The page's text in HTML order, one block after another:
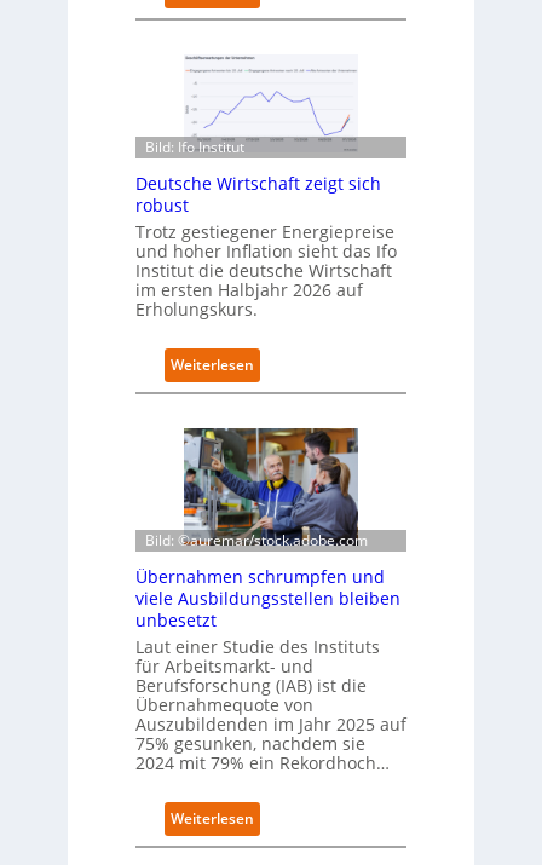
t
n
u
e
C
a
m
s
D
u
t
s
h
l
a
d
i
m
B
i
k
o
-
D
E
S
I
-
I
n
d
x
a
u
f
P
l
a
z
1
Bild: Ifo Institut
Deutsche Wirtschaft zeigt sich
robust
Trotz gestiegener Energiepreise
und hoher Inflation sieht das Ifo
Institut die deutsche Wirtschaft
im ersten Halbjahr 2026 auf
Erholungskurs.
Weiterlesen:
D
u
t
s
c
h
e
i
r
s
c
h
a
f
t
e
i
g
Bild: ©auremar/stock.adobe.com
Übernahmen schrumpfen und
viele Ausbildungsstellen bleiben
unbesetzt
Laut einer Studie des Instituts
für Arbeitsmarkt- und
Berufsforschung (IAB) ist die
Übernahmequote von
Auszubildenden im Jahr 2025 auf
75% gesunken, nachdem sie
2024 mit 79% ein Rekordhoch…
Weiterlesen:
Ü